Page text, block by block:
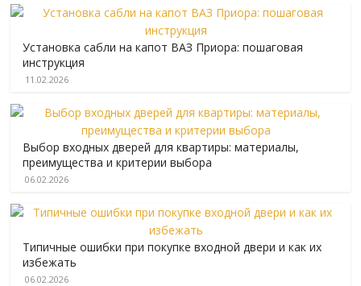
Установка сабли на капот ВАЗ Приора: пошаговая
инструкция
11.02.2026
Выбор входных дверей для квартиры: материалы,
преимущества и критерии выбора
06.02.2026
Типичные ошибки при покупке входной двери и как их
избежать
06.02.2026